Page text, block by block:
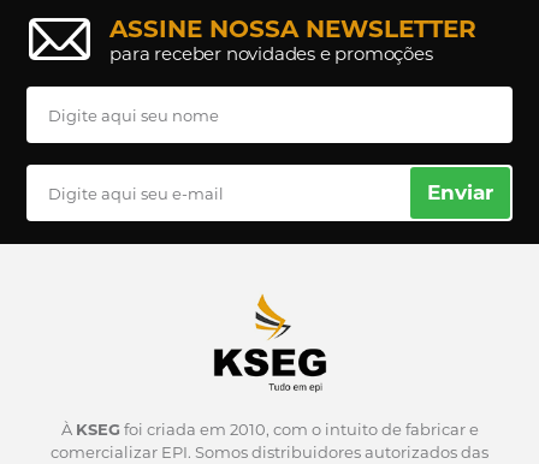
ASSINE NOSSA NEWSLETTER
para receber novidades e promoções
Enviar
À KSEG foi criada em 2010, com o intuito de fabricar e
comercializar EPI. Somos distribuidores autorizados das